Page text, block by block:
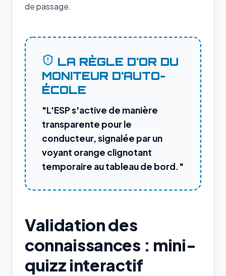
de passage.
LA RÈGLE D'OR DU
MONITEUR D'AUTO-
ÉCOLE
"L'ESP s'active de manière
transparente pour le
conducteur, signalée par un
voyant orange clignotant
temporaire au tableau de bord."
Validation des
connaissances : mini-
quizz interactif